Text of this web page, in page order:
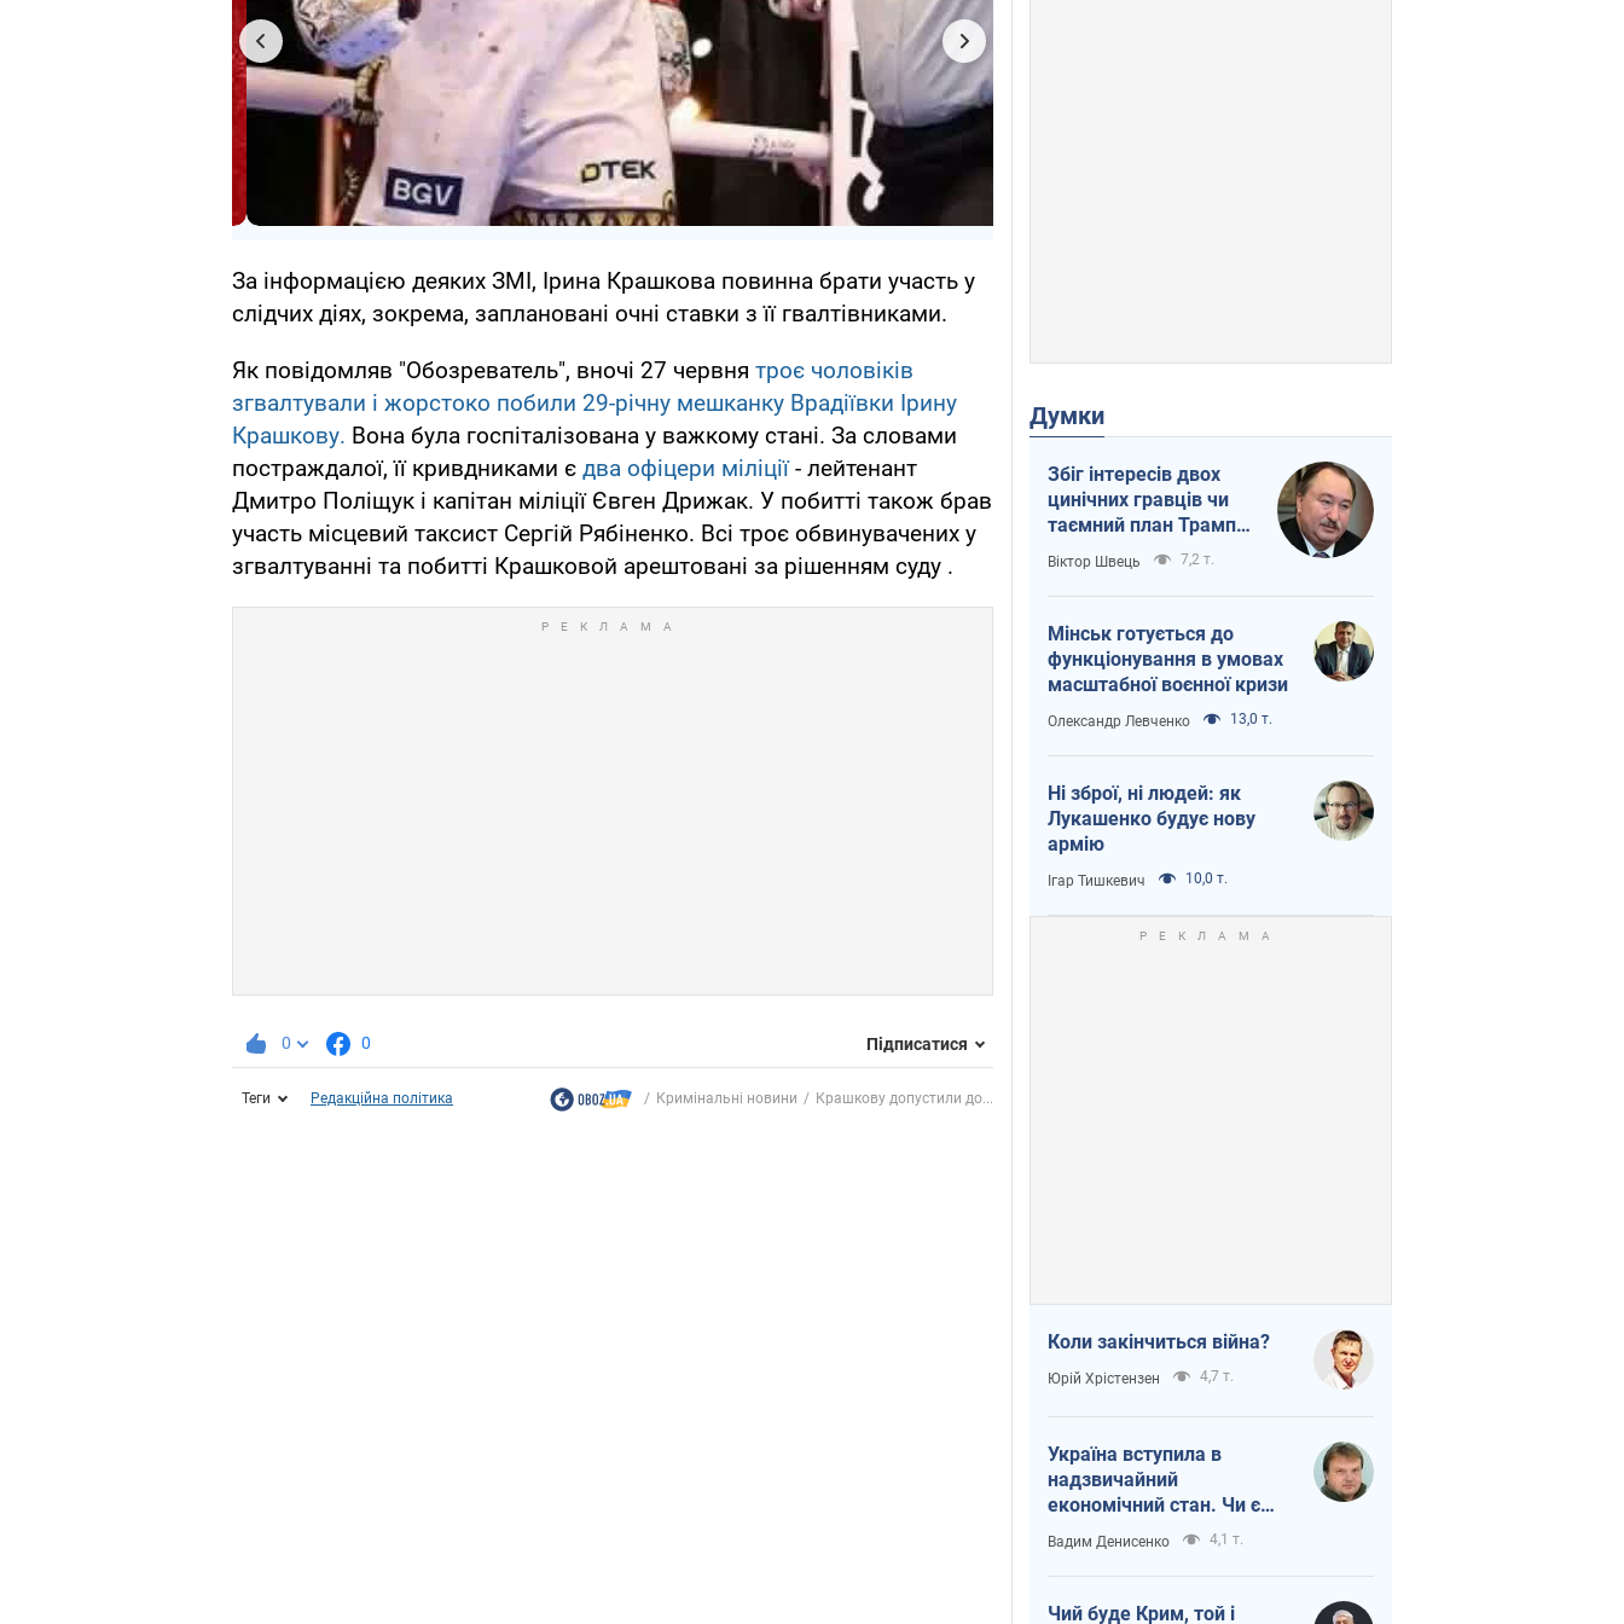
За інформацією деяких ЗМІ, Ірина Крашкова повинна брати участь у
слідчих діях, зокрема, заплановані очні ставки з її гвалтівниками.
Як повідомляв "Обозреватель", вночі 27 червня троє чоловіків
згвалтували і жорстоко побили 29-річну мешканку Врадіївки Ірину
Крашкову. Вона була госпіталізована у важкому стані. За словами
постраждалої, її кривдниками є два офіцери міліції- лейтенант
Дмитро Поліщук і капітан міліції Євген Дрижак. У побитті також брав
участь місцевий таксист Сергій Рябіненко. Всі троє обвинувачених у
згвалтуванні та побитті Крашковой арештовані за рішенням суду .
0 0 Підписатися
Теги Редакційна політика Кримінальні новини Крашкову допустили до...
Думки
Збіг інтересів двох
цинічних гравців чи
таємний план Трампа
і Путіна?
Віктор Швець 7,2 т.
Мінськ готується до
функціонування в умовах
масштабної воєнної кризи
Олександр Левченко 13,0 т.
Ні зброї, ні людей: як
Лукашенко будує нову
армію
Ігар Тишкевич 10,0 т.
Коли закінчиться війна?
Юрій Хрістензен 4,7 т.
Україна вступила в
надзвичайний
економічний стан. Чи є
світло вкінці тунелю?
Вадим Денисенко 4,1 т.
Чий буде Крим, той і